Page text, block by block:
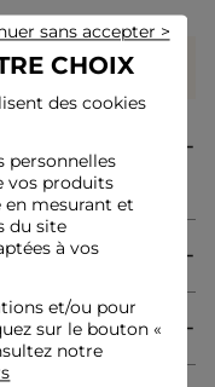
à pois, qui insuffle
Les manches
sophistiquée, tandis
avec légèreté.
incarne l'élégance
CHOIX
des cookies
personnelles
vos produits
mesurant et
du site
à vos
et/ou pour
sur le bouton «
notre
sans accepter >